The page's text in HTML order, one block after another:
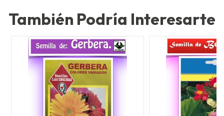
También Podría Interesarte